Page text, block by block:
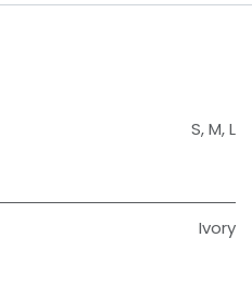
S,M,L
Ivory